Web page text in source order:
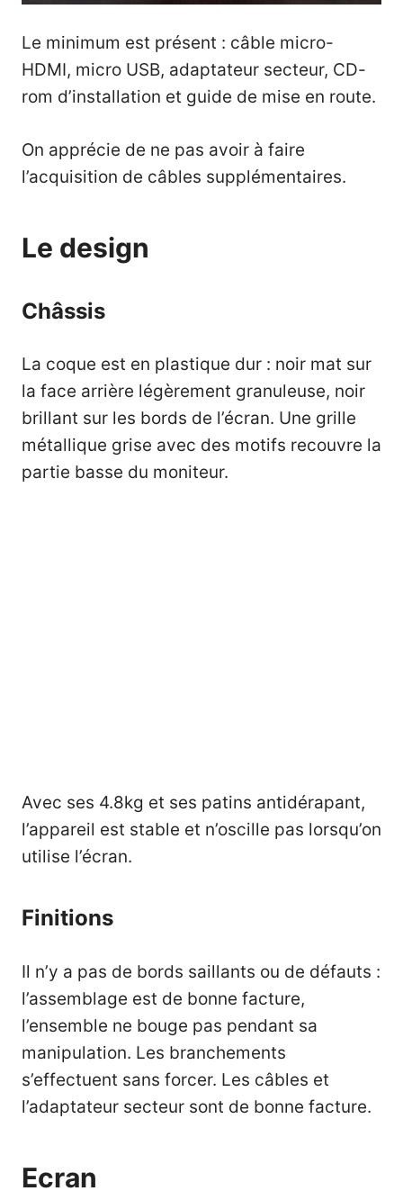
Le minimum est présent : câble micro-
HDMI, micro USB, adaptateur secteur, CD-
rom d’installation et guide de mise en route.
On apprécie de ne pas avoir à faire
l’acquisition de câbles supplémentaires.
Le design
Châssis
La coque est en plastique dur : noir mat sur
la face arrière légèrement granuleuse, noir
brillant sur les bords de l’écran. Une grille
métallique grise avec des motifs recouvre la
partie basse du moniteur.
Avec ses 4.8kg et ses patins antidérapant,
l’appareil est stable et n’oscille pas lorsqu’on
utilise l’écran.
Finitions
Il n’y a pas de bords saillants ou de défauts :
l’assemblage est de bonne facture,
l’ensemble ne bouge pas pendant sa
manipulation. Les branchements
s’effectuent sans forcer. Les câbles et
l’adaptateur secteur sont de bonne facture.
Ecran